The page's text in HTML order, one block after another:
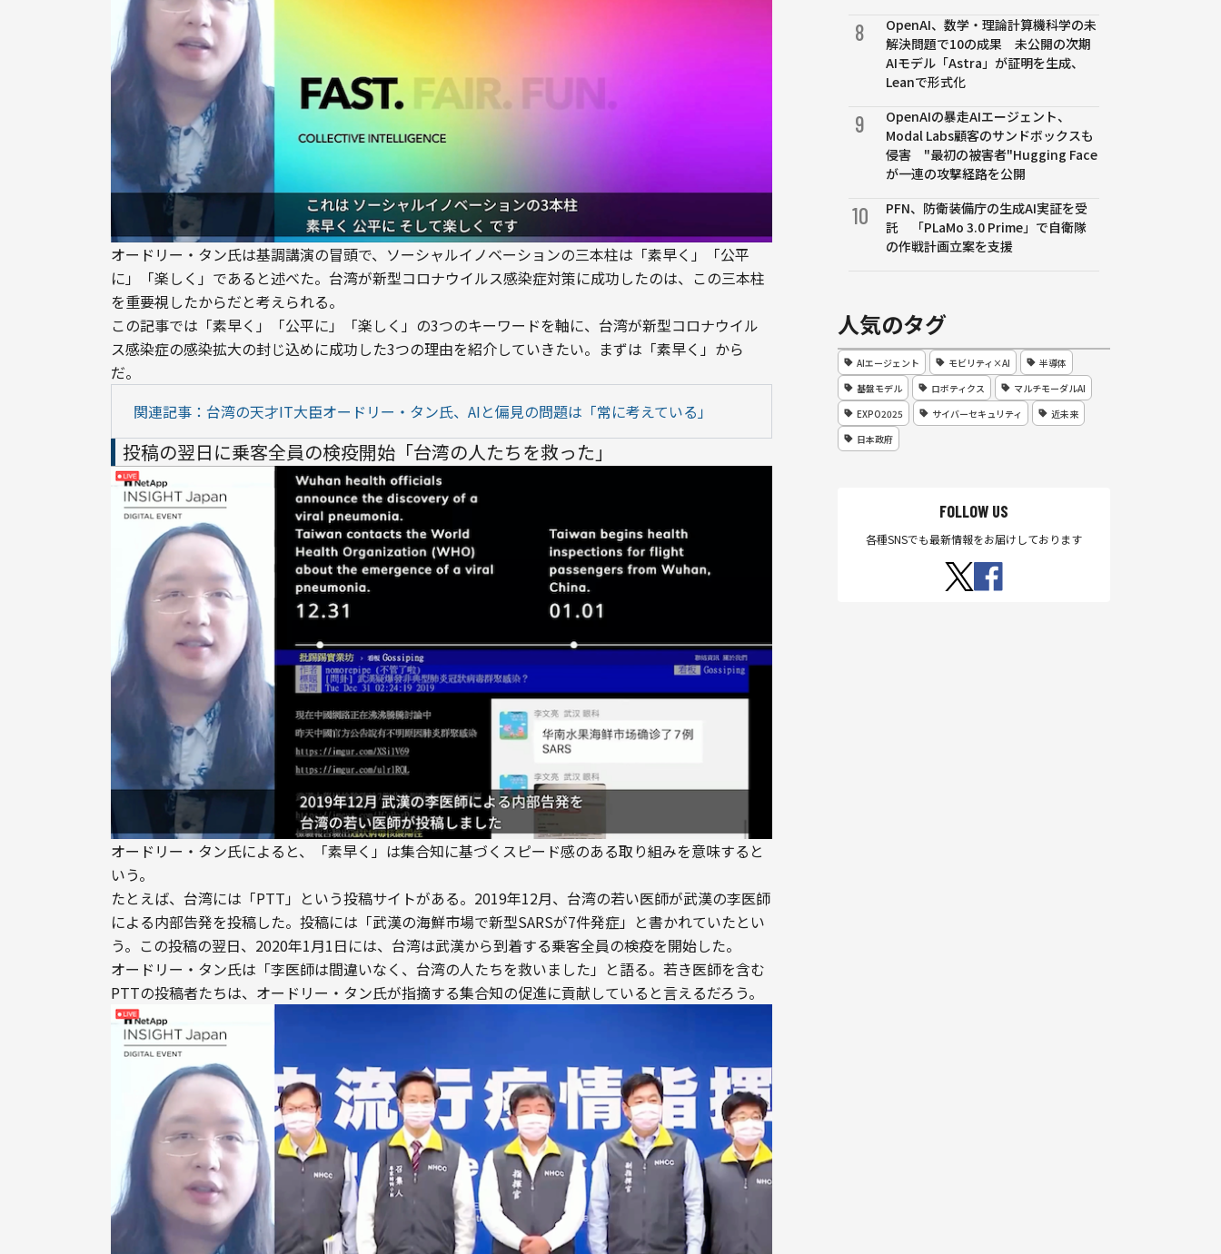
オードリー・タン氏は基調講演の冒頭で、ソーシャルイノベーションの三本柱は「素早く」「公平
に」「楽しく」であると述べた。台湾が新型コロナウイルス感染症対策に成功したのは、この三本柱
を重要視したからだと考えられる。
この記事では「素早く」「公平に」「楽しく」の3つのキーワードを軸に、台湾が新型コロナウイル
ス感染症の感染拡大の封じ込めに成功した3つの理由を紹介していきたい。まずは「素早く」から
だ。
関連記事：台湾の天才IT大臣オードリー・タン氏、AIと偏見の問題は「常に考えている」
投稿の翌日に乗客全員の検疫開始「台湾の人たちを救った」
オードリー・タン氏によると、「素早く」は集合知に基づくスピード感のある取り組みを意味すると
いう。
たとえば、台湾には「PTT」という投稿サイトがある。2019年12月、台湾の若い医師が武漢の李医師
による内部告発を投稿した。投稿には「武漢の海鮮市場で新型SARSが7件発症」と書かれていたとい
う。この投稿の翌日、2020年1月1日には、台湾は武漢から到着する乗客全員の検疫を開始した。
オードリー・タン氏は「李医師は間違いなく、台湾の人たちを救いました」と語る。若き医師を含む
PTTの投稿者たちは、オードリー・タン氏が指摘する集合知の促進に貢献していると言えるだろう。
8
OpenAI、数学・理論計算機科学の未
解決問題で10の成果 未公開の次期
AIモデル「Astra」が証明を生成、
Leanで形式化
9
OpenAIの暴走AIエージェント、
Modal Labs顧客のサンドボックスも
侵害 "最初の被害者"Hugging Face
が一連の攻撃経路を公開
10
PFN、防衛装備庁の生成AI実証を受
託 「PLaMo 3.0 Prime」で自衛隊
の作戦計画立案を支援
人気のタグ
AIエージェント モビリティ×AI
半導体
基盤モデル
ロボティクス
マルチモーダルAI
EXPO2025
サイバーセキュリティ
近未来
日本政府
FOLLOW US
各種SNSでも最新情報をお届けしております